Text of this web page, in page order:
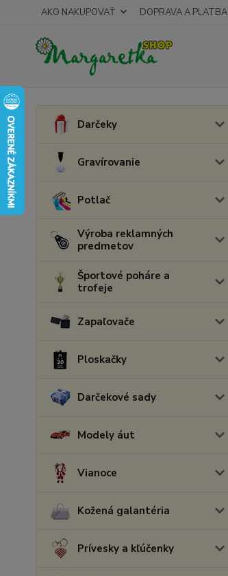
AKO NAKUPOVAŤ DOPRAVA A PLATBA
Darčeky
Gravírovanie
Potlač
Výroba reklamných
predmetov
Športové poháre a
trofeje
Zapaľovače
Ploskačky
Darčekové sady
Modely áut
Vianoce
Kožená galantéria
Prívesky a kľúčenky